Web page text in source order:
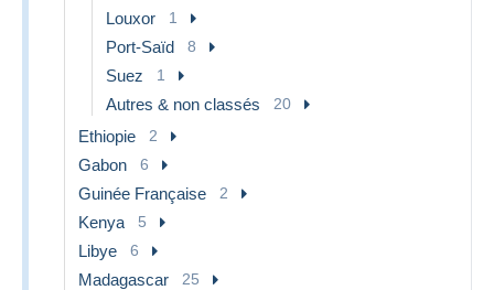
Louxor 1
Port-Saïd 8
Suez 1
Autres & non classés 20
Ethiopie 2
Gabon 6
Guinée Française 2
Kenya 5
Libye 6
Madagascar 25